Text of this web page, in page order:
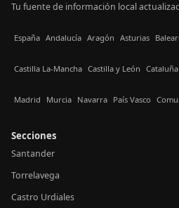
Tu fuente de información local
España Andalucía Aragón Asturias
Castilla La-Mancha Castilla y León Cataluña
Madrid Murcia Navarra País Vasco
Secciones
Santander
Torrelavega
Castro Urdiales